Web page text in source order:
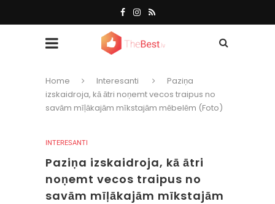
Home Interesanti
Paziņa
izskaidroja, kā ātri noņemt vecos traipus no
savām mīļākajām mīkstajām mēbelēm (Foto)
INTERESANTI
Paziņa izskaidroja, kā ātri
noņemt vecos traipus no
savām mīļākajām mīkstajām